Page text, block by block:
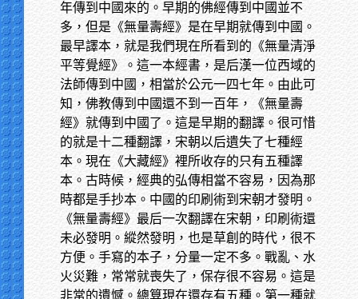
年傳到中國來的。早期的佛經傳到中國並不
多，但是《無量壽經》是在早期就傳到中國。
最早譯本，就是我們現在所看到的《無量清淨
平等覺經》。這一本經書，是后漢一位西域的
法師傳到中國，相當於公元一四七年。由此可
知，佛教傳到中國還不到一百年，《無量壽
經》就傳到中國了。這是早期的翻譯。很可惜
的就是十二種翻譯，宋朝以后遺失了七種經
本。現在《大藏經》裡所收存的只有五種譯
本。古時候，經典的弘傳相當不容易，因為那
時都是手抄本。中國的印刷術到宋朝才發明。
《無量壽經》最后一次翻譯在宋朝，印刷術還
未必發明。縱然發明，也是草創的時代，很不
方便。手寫的本子，分量一定不多。戰亂、水
火災難，常常就喪失了，保存很不容易。這是
非常的遺憾。總算現在還存有五種。第一種就